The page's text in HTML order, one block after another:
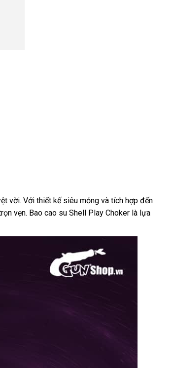
vời. Với thiết kế siêu mỏng và tích hợp đến
vẹn. Bao cao su Shell Play Choker là lựa